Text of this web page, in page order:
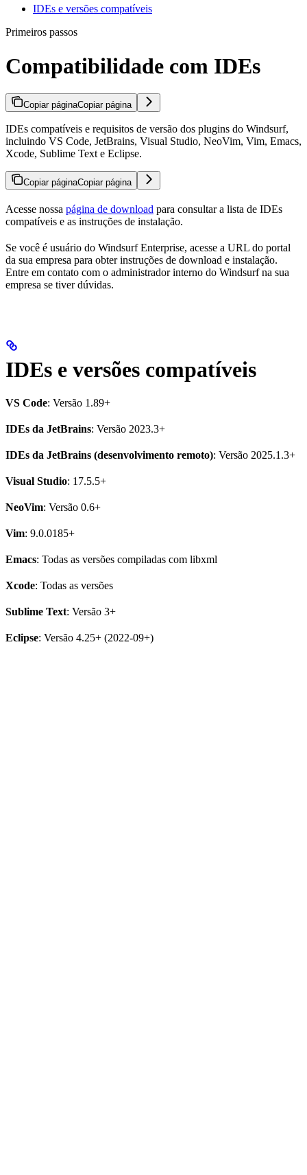
IDEs e versões compatíveis
Primeiros passos
Compatibilidade com IDEs
Copiar páginaCopiar página
IDEs compatíveis e requisitos de versão dos plugins do Windsurf,
incluindo VS Code, JetBrains, Visual Studio, NeoVim, Vim, Emacs,
Xcode, Sublime Text e Eclipse.
Copiar páginaCopiar página
Acesse nossa página de download para consultar a lista de IDEs
compatíveis e as instruções de instalação.
Se você é usuário do Windsurf Enterprise, acesse a URL do portal
da sua empresa para obter instruções de download e instalação.
Entre em contato com o administrador interno do Windsurf na sua
empresa se tiver dúvidas.
IDEs e versões compatíveis
VS Code: Versão 1.89+
IDEs da JetBrains: Versão 2023.3+
IDEs da JetBrains (desenvolvimento remoto): Versão 2025.1.3+
Visual Studio: 17.5.5+
NeoVim: Versão 0.6+
Vim: 9.0.0185+
Emacs: Todas as versões compiladas com libxml
Xcode: Todas as versões
Sublime Text: Versão 3+
Eclipse: Versão 4.25+ (2022-09+)